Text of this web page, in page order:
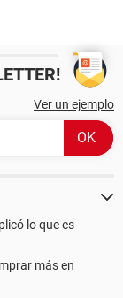
Ver un ejemplo
lo que es
más en